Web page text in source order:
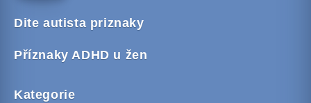
Dite autista priznaky
Příznaky ADHD u žen
Kategorie